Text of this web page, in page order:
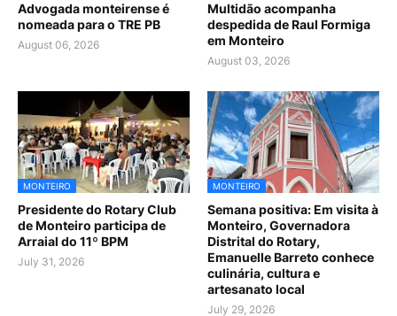
Advogada monteirense é
nomeada para o TRE PB
August 06, 2026
Multidão acompanha
despedida de Raul Formiga
em Monteiro
August 03, 2026
MONTEIRO
Presidente do Rotary Club
de Monteiro participa de
Arraial do 11º BPM
July 31, 2026
MONTEIRO
Semana positiva: Em visita à
Monteiro, Governadora
Distrital do Rotary,
Emanuelle Barreto conhece
culinária, cultura e
artesanato local
July 29, 2026